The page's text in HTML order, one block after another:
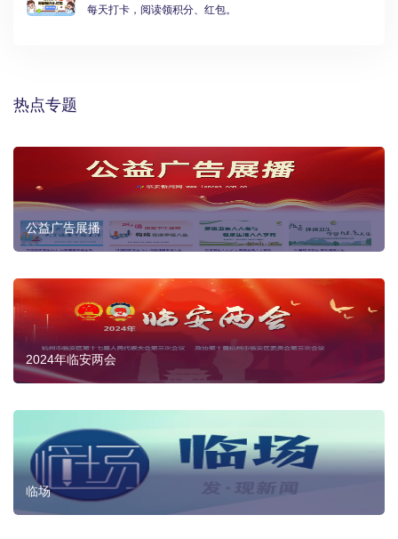
每天打卡，阅读领积分、红包。
热点专题
公益广告展播
2024年临安两会
临场